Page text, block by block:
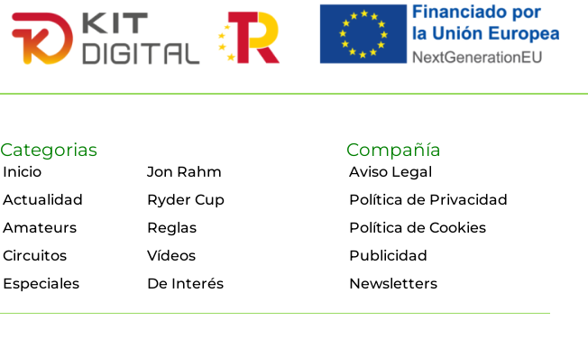
Categorias
Inicio
Actualidad
Amateurs
Circuitos
Especiales
Jon Rahm
Ryder Cup
Reglas
Vídeos
De Interés
Compañía
Aviso Legal
Política de Privacidad
Política de Cookies
Publicidad
Newsletters